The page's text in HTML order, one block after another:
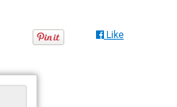
Like